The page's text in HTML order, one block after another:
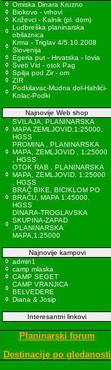
Omiska Dinara Kruzno
Biokovo - vrhovi
Križevci - Kalnik (pl. dom)
Ludbreška planinarska
obilaznica
Krma - Triglav 4/5.10.2008
Slovenija
Egeria put - Hrvatska - Iovia
Sveti Vid - otok Pag
Spilja pod Zir - om
ZIR
Podkilavac-Mudna dol-Hahlići-
Kolac-Podki
Najnovije Web shop
SVILAJA, PLANINARSKA
MAPA ZEMLJOVID,1:25000,
HGSS
PROMINA , PLANINARSKA
MAPA, ZEMLJOVID , 1:25000
, HGSS
OTOK RAB , PLANINARSKA
MAPA, ZEMLJOVID, 1:25000
, HGSS
BRAČ BIKE, BICIKLOM PO
BRAČU, MAPA 1:45000,
HGSS
DINARA-TROGLAVSKA
SKUPINA-ZAPAD
,PLANINARSKA
MAPA,1:25000
Najnovije kampovi
admin1
camp mlaska
CAMP SEGET
CAMP VRANJICA
BELVEDERE
Diana & Josip
Interesantni linkovi
Planinarski forum
Destinacije po gledanosti